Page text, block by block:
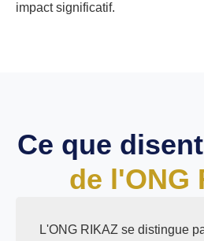
impact significatif.
Ce que disent
de l'ONG
L'ONG RIKAZ se distingue